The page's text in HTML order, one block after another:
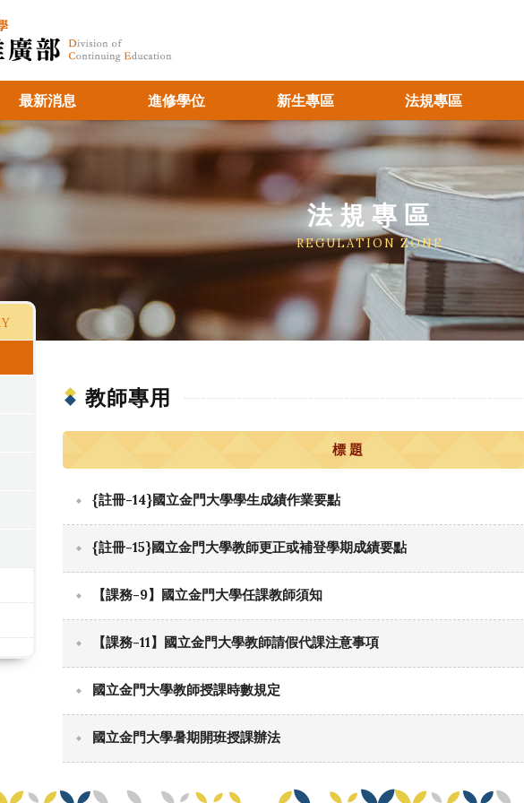
最新消息 進修學位 新生專區 法規專區
法規專區
REGULATION ZONE
教師專用
標 題
{註冊-14}國立金門大學學生成績作業要點
{註冊-15}國立金門大學教師更正或補登學期成績要點
【課務-9】國立金門大學任課教師須知
【課務-11】國立金門大學教師請假代課注意事項
國立金門大學教師授課時數規定
國立金門大學暑期開班授課辦法